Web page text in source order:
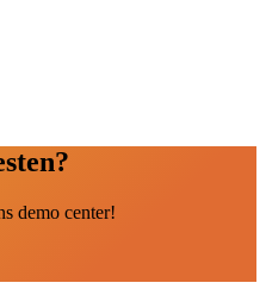
demo center!